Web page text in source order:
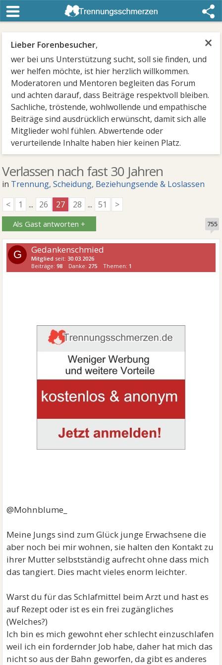
×
Lieber Forenbesucher,
wer bei uns Unterstützung sucht, soll sie finden, und
wer helfen möchte, ist hier herzlich willkommen.
Moderatoren und Mentoren begleiten das Forum
und achten darauf, dass Beiträge respektvoll bleiben.
Sachliche, tröstende, wohlwollende und empathische
Beiträge sind ausdrücklich erwünscht, damit sich alle
Mitglieder wohl fühlen. Abwertende oder
verurteilende Inhalte haben hier keinen Platz.
Verlassen nach fast 30 Jahren
in Trennung, Scheidung, Beziehungsende & Loslassen
<
1 ... 26 27 28 ... 51 >
Als Gast antworten + 755
G Gedankenschmied
Mitglied seit:30.03.2026
Beiträge:98 Danke: 275 Themen: 1
@Mohnblume_
Meine Jungs sind zum Glück junge Erwachsene die
aber noch bei mir wohnen, sie halten den Kontakt zu
ihrer Mutter selbstständig aufrecht ohne dass mich
das tangiert. Dies macht vieles enorm leichter.
Warst du für das Schlafmittel beim Arzt und hast es
auf Rezept oder ist es ein frei zugängliches
(Welches?)
Ich bin es mich gewohnt eher schlecht einzuschlafen
weil ich ein fordernder Job habe, daher hat mich das
nicht so aus der Bahn geworfen, da gibt es anderes